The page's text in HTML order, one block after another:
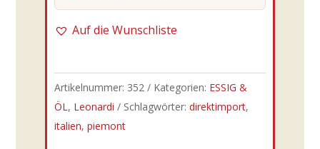
Auf die Wunschliste
Artikelnummer: 352 Kategorien: ESSIG &
ÖL, Leonardi Schlagwörter: direktimport,
italien, piemont